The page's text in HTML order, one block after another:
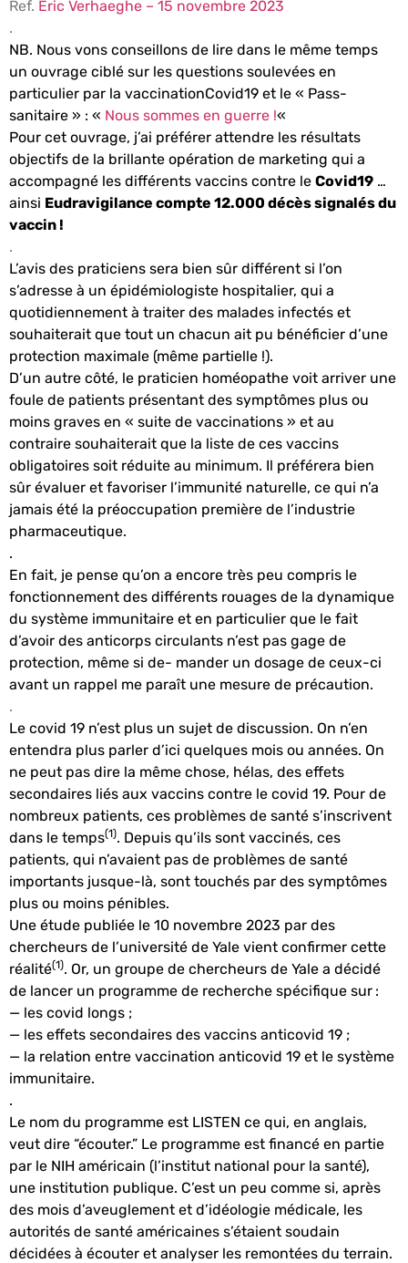
Ref. Éric Verhaeghe – 15 novembre 2023
.
NB. Nous vons conseillons de lire dans le même temps
un ouvrage ciblé sur les questions soulevées en
particulier par la vaccinationCovid19 et le « Pass-
sanitaire » : « Nous sommes en guerre !«
Pour cet ouvrage, j’ai préférer attendre les résultats
objectifs de la brillante opération de marketing qui a
accompagné les différents vaccins contre le Covid19 …
ainsi Eudravigilance compte 12.000 décès signalés du
vaccin !
.
L’avis des praticiens sera bien sûr différent si l’on
s’adresse à un épidémiologiste hospitalier, qui a
quotidiennement à traiter des malades infectés et
souhaiterait que tout un chacun ait pu bénéficier d’une
protection maximale (même partielle !).
D’un autre côté, le praticien homéopathe voit arriver une
foule de patients présentant des symptômes plus ou
moins graves en « suite de vaccinations » et au
contraire souhaiterait que la liste de ces vaccins
obligatoires soit réduite au minimum. Il préférera bien
sûr évaluer et favoriser l’immunité naturelle, ce qui n’a
jamais été la préoccupation première de l’industrie
pharmaceutique.
.
En fait, je pense qu’on a encore très peu compris le
fonctionnement des différents rouages de la dynamique
du système immunitaire et en particulier que le fait
d’avoir des anticorps circulants n’est pas gage de
protection, même si de- mander un dosage de ceux-ci
avant un rappel me paraît une mesure de précaution.
.
Le covid 19 n’est plus un sujet de discussion. On n’en
entendra plus parler d’ici quelques mois ou années. On
ne peut pas dire la même chose, hélas, des effets
secondaires liés aux vaccins contre le covid 19. Pour de
nombreux patients, ces problèmes de santé s’inscrivent
dans le temps(1). Depuis qu’ils sont vaccinés, ces
patients, qui n’avaient pas de problèmes de santé
importants jusque-là, sont touchés par des symptômes
plus ou moins pénibles.
Une étude publiée le 10 novembre 2023 par des
chercheurs de l’université de Yale vient confirmer cette
réalité(1). Or, un groupe de chercheurs de Yale a décidé
de lancer un programme de recherche spécifique sur :
— les covid longs ;
— les effets secondaires des vaccins anticovid 19 ;
— la relation entre vaccination anticovid 19 et le système
immunitaire.
.
Le nom du programme est LISTEN ce qui, en anglais,
veut dire “écouter.” Le programme est financé en partie
par le NIH américain (l’institut national pour la santé),
une institution publique. C’est un peu comme si, après
des mois d’aveuglement et d’idéologie médicale, les
autorités de santé américaines s’étaient soudain
décidées à écouter et analyser les remontées du terrain.